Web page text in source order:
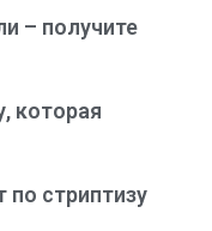
– получите
которая
стриптизу